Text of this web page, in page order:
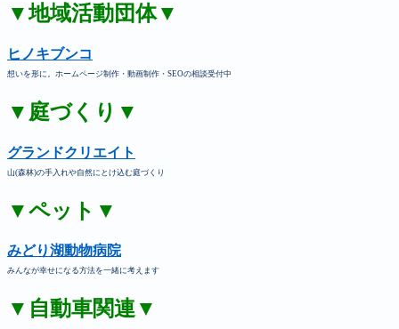
▼地域活動団体▼
ヒノキブンコ
想いを形に。ホームページ制作・動画制作・SEOの相談受付中
▼庭づくり▼
グランドクリエイト
山(森林)の手入れや自然にとけ込む庭づくり
▼ペット▼
みどり湖動物病院
みんなが幸せになる方法を一緒に考えます
▼自動車関連▼